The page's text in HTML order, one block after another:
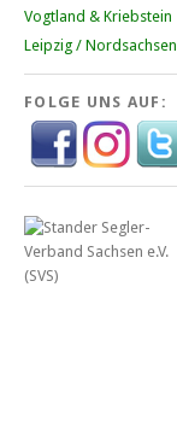
Vogtland & Kriebstein
Leipzig / Nordsachsen
FOLGE UNS AUF: